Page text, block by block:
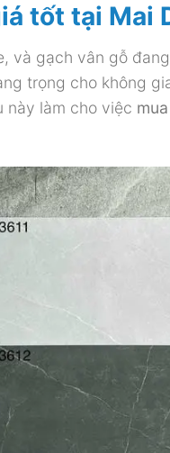
tốt tại Mai
và gạch vân gỗ
trọng cho không
này làm cho việc